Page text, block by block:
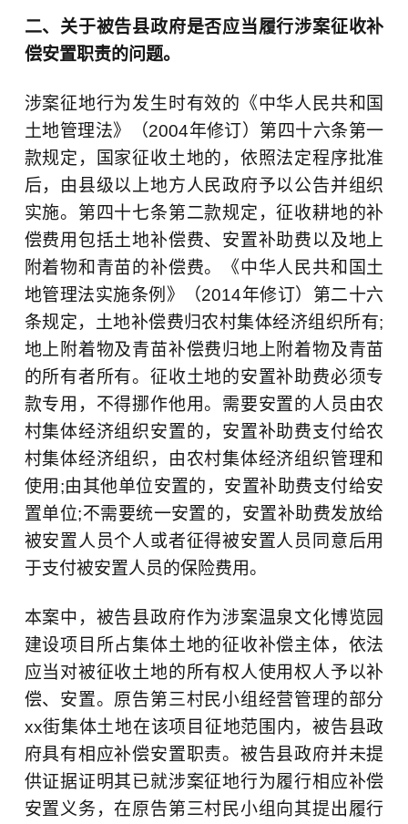
二、关于被告县政府是否应当履行涉案征收补
偿安置职责的问题。
涉案征地行为发生时有效的《中华人民共和国
土地管理法》（2004年修订）第四十六条第一
款规定，国家征收土地的，依照法定程序批准
后，由县级以上地方人民政府予以公告并组织
实施。第四十七条第二款规定，征收耕地的补
偿费用包括土地补偿费、安置补助费以及地上
附着物和青苗的补偿费。《中华人民共和国土
地管理法实施条例》（2014年修订）第二十六
条规定，土地补偿费归农村集体经济组织所有;
地上附着物及青苗补偿费归地上附着物及青苗
的所有者所有。征收土地的安置补助费必须专
款专用，不得挪作他用。需要安置的人员由农
村集体经济组织安置的，安置补助费支付给农
村集体经济组织，由农村集体经济组织管理和
使用;由其他单位安置的，安置补助费支付给安
置单位;不需要统一安置的，安置补助费发放给
被安置人员个人或者征得被安置人员同意后用
于支付被安置人员的保险费用。
本案中，被告县政府作为涉案温泉文化博览园
建设项目所占集体土地的征收补偿主体，依法
应当对被征收土地的所有权人使用权人予以补
偿、安置。原告第三村民小组经营管理的部分
xx街集体土地在该项目征地范围内，被告县政
府具有相应补偿安置职责。被告县政府并未提
供证据证明其已就涉案征地行为履行相应补偿
安置义务，在原告第三村民小组向其提出履行